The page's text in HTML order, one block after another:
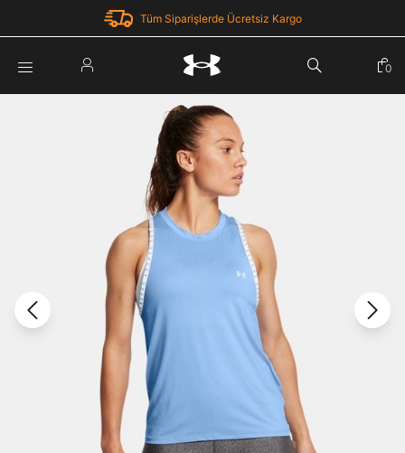
Tüm Siparişlerde Ücretsiz Kargo
Şifremi Unuttum
Under Armour'da yeni misiniz? Kayıt Ol
Üye Olmadan Devam Et
0
Parola Yenileme
Parolayı Yenile
Giriş Sayfasına Dön
Zaten hesabın var mı? Giriş yap